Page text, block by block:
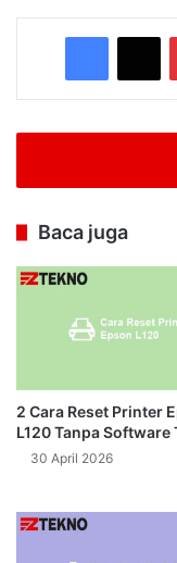
Facebook
X
Baca juga
2 Cara Reset Printer
L120 Tanpa Software
30 April 2026